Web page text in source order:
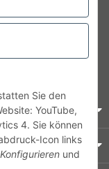
Sie den
YouTube,
4. Sie können
Icon links
Konfigurieren und